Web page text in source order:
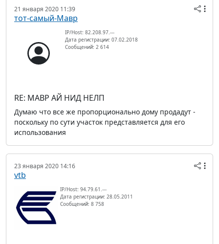
21 января 2020 11:39
тот-самый-Мавр
IP/Host: 82.208.97.---
Дата регистрации: 07.02.2018
Сообщений: 2 614
RE: МАВР АЙ НИД НЕЛП
Думаю что все же пропорционально дому продадут -
поскольку по сути участок представляется для его
использования
23 января 2020 14:16
vtb
IP/Host: 94.79.61.---
Дата регистрации: 28.05.2011
Сообщений: 8 758